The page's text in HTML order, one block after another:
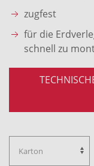
zugfest
für die
schnell zu